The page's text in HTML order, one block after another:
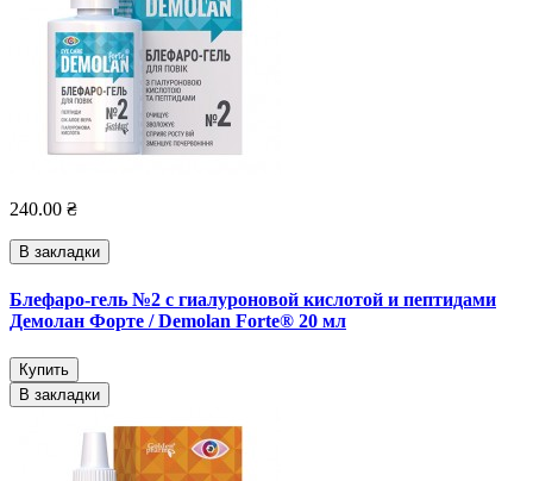
240.00 ₴
В закладки
Блефаро-гель №2 с гиалуроновой кислотой и пептидами
Демолан Форте / Demolan Forte® 20 мл
Купить
В закладки